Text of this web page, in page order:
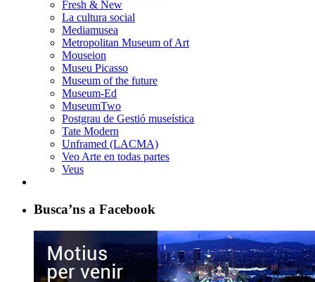
Fresh & New
La cultura social
Mediamusea
Metropolitan Museum of Art
Mouseion
Museu Picasso
Museum of the future
Museum-Ed
MuseumTwo
Postgrau de Gestió museística
Tate Modern
Unframed (LACMA)
Veo Arte en todas partes
Veus
Busca’ns a Facebook